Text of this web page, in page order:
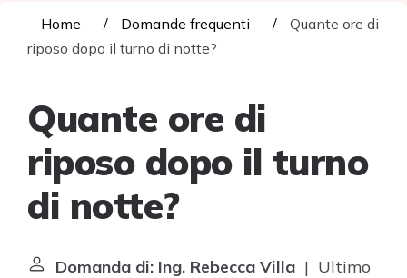
Home Domande frequenti
Quante ore di
riposo dopo il turno di notte?
Quante ore di
riposo dopo il turno
di notte?
Domanda di: Ing. Rebecca Villa | Ultimo